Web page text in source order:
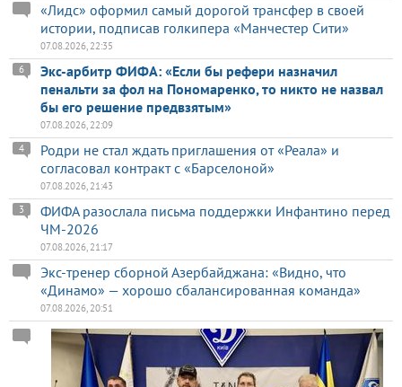
«Лидс» оформил самый дорогой трансфер в своей
истории, подписав голкипера «Манчестер Сити»
07.08.2026, 22:35
Экс-арбитр ФИФА: «Если бы рефери назначил
пенальти за фол на Пономаренко, то никто не назвал
бы его решение предвзятым»
6
07.08.2026, 22:09
Родри не стал ждать приглашения от «Реала» и
согласовал контракт с «Барселоной»
4
07.08.2026, 21:43
ФИФА разослала письма поддержки Инфантино перед
ЧМ-2026
3
07.08.2026, 21:17
Экс-тренер сборной Азербайджана: «Видно, что
«Динамо» — хорошо сбалансированная команда»
07.08.2026, 20:51